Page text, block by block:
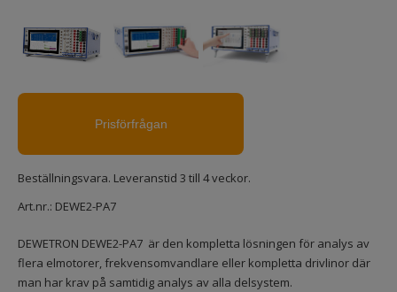
Beställningsvara. Leveranstid 3 till 4 veckor.
Art.nr.: DEWE2-PA7
DEWETRON DEWE2-PA7 är den kompletta lösningen för analys av
flera elmotorer, frekvensomvandlare eller kompletta drivlinor där
man har krav på samtidig analys av alla delsystem.